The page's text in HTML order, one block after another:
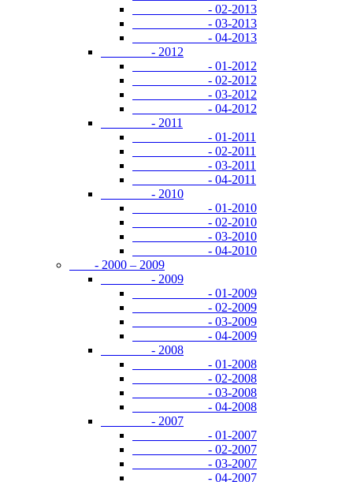
- 02-2013
- 03-2013
- 04-2013
- 2012
- 01-2012
- 02-2012
- 03-2012
- 04-2012
- 2011
- 01-2011
- 02-2011
- 03-2011
- 04-2011
- 2010
- 01-2010
- 02-2010
- 03-2010
- 04-2010
- 2000 – 2009
- 2009
- 01-2009
- 02-2009
- 03-2009
- 04-2009
- 2008
- 01-2008
- 02-2008
- 03-2008
- 04-2008
- 2007
- 01-2007
- 02-2007
- 03-2007
- 04-2007